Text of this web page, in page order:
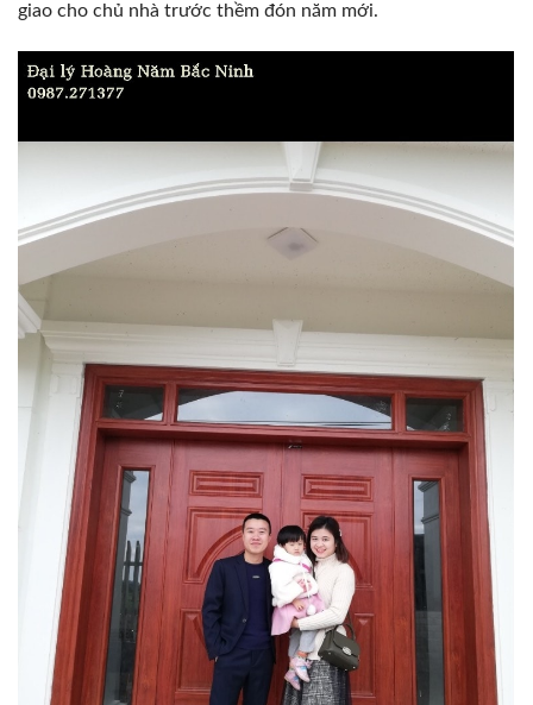
giao cho chủ nhà trước thềm đón năm mới.